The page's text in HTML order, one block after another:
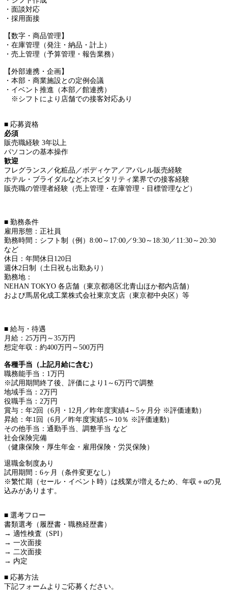
・面談対応
・採用面接
【数字・商品管理】
・在庫管理（発注・納品・計上）
・売上管理（予算管理・報告業務）
【外部連携・企画】
・本部・商業施設との定例会議
・イベント推進（本部／館連携）
※シフトにより店舗での接客対応あり
■ 応募資格
必須
販売職経験 3年以上
パソコンの基本操作
歓迎
フレグランス／化粧品／ボディケア／アパレル販売経験
ホテル・ブライダルなどホスピタリティ業界での接客経験
販売職の管理者経験（売上管理・在庫管理・目標管理など）
■ 勤務条件
雇用形態：正社員
勤務時間：シフト制（例）8:00～17:00／9:30～18:30／11:30～20:30
など
休日：年間休日120日
週休2日制（土日祝も出勤あり）
勤務地：
NEHAN TOKYO 各店舗（東京都港区北青山ほか都内店舗）
および馬居化成工業株式会社東京支店（東京都中央区）等
■ 給与・待遇
月給：25万円～35万円
想定年収：約400万円～500万円
各種手当（上記月給に含む）
職務能手当：1万円
※試用期間終了後、評価により1～6万円で調整
地域手当：2万円
役職手当：2万円
賞与：年2回（6月・12月／昨年度実績4～5ヶ月分 ※評価連動）
昇給：年1回（6月／昨年度実績5～10％ ※評価連動）
その他手当：通勤手当、調整手当 など
社会保険完備
（健康保険・厚生年金・雇用保険・労災保険）
退職金制度あり
試用期間：6ヶ月（条件変更なし）
※繁忙期（セール・イベント時）は残業が増えるため、年収＋αの見
込みがあります。
■ 選考フロー
書類選考（履歴書・職務経歴書）
→ 適性検査（SPI）
→ 一次面接
→ 二次面接
→ 内定
■ 応募方法
下記フォームよりご応募ください。